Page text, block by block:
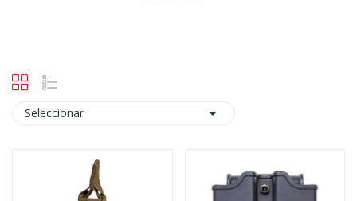
Seleccionar 